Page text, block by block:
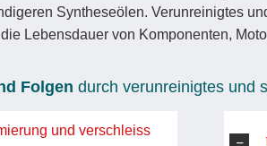
Syntheseölen. Verunreinigtes
Lebensdauer von Komponenten,
Folgen durch verunreinigtes und